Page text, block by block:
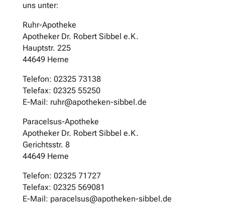
uns unter:
Ruhr-Apotheke
Apotheker Dr. Robert Sibbel e.K.
Hauptstr. 225
44649 Herne
Telefon: 02325 73138
Telefax: 02325 55250
E-Mail: ruhr@apotheken-sibbel.de
Paracelsus-Apotheke
Apotheker Dr. Robert Sibbel e.K.
Gerichtsstr. 8
44649 Herne
Telefon: 02325 71727
Telefax: 02325 569081
E-Mail: paracelsus@apotheken-sibbel.de